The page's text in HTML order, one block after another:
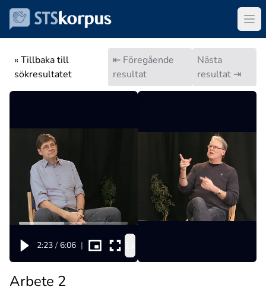
« Tillbaka till
sökresultatet
⇤ Föregående
resultat
Nästa
resultat ⇥
2:23 / 6:06 |
Arbete 2